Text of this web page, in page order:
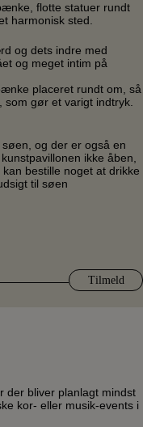
flotte statuer rundt
harmonisk sted.
og dets indre med
og meget intim på
placeret rundt om, så
gør et varigt indtryk.
og der er også en
ikke åben,
bestille noget at drikke
til søen
der bliver planlagt mindst
kor- eller musik-events i